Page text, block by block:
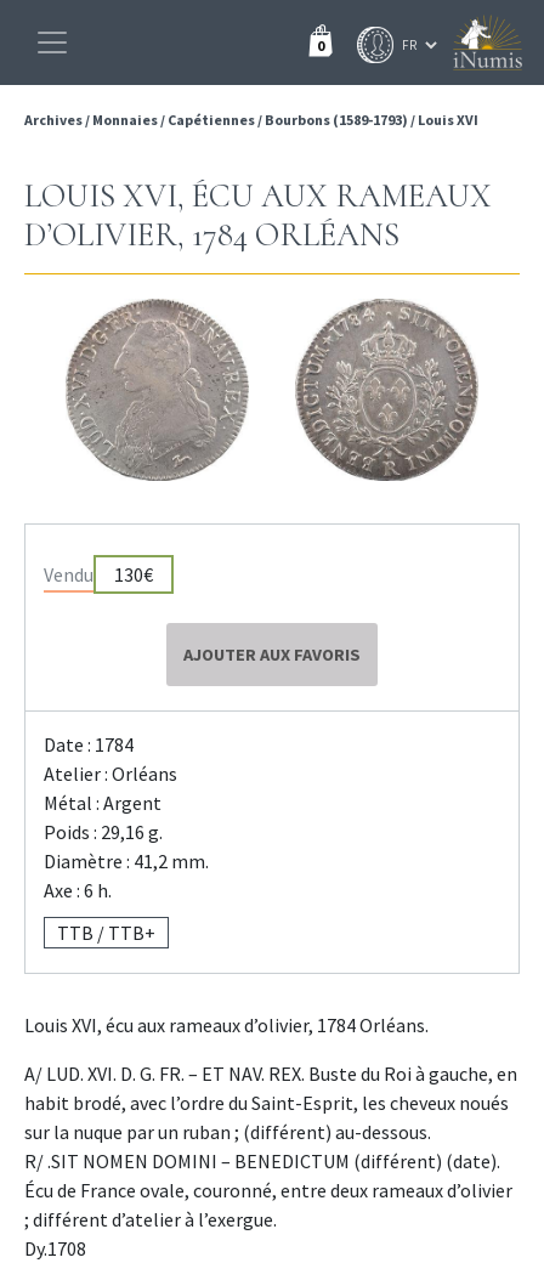
0
Archives/ Monnaies/ Capétiennes/ Bourbons (1589-1793) / Louis XVI
LOUIS XVI, ÉCU AUX RAMEAUX
D’OLIVIER, 1784 ORLÉANS
Vendu 130€
AJOUTER AUX FAVORIS
Date : 1784
Atelier : Orléans
Métal : Argent
Poids : 29,16 g.
Diamètre : 41,2 mm.
Axe : 6 h.
TTB / TTB+
Louis XVI, écu aux rameaux d’olivier, 1784 Orléans.
A/ LUD. XVI. D. G. FR. – ET NAV. REX. Buste du Roi à gauche, en
habit brodé, avec l’ordre du Saint-Esprit, les cheveux noués
sur la nuque par un ruban ; (différent) au-dessous.
R/ .SIT NOMEN DOMINI – BENEDICTUM (différent) (date).
Écu de France ovale, couronné, entre deux rameaux d’olivier
; différent d’atelier à l’exergue.
Dy.1708